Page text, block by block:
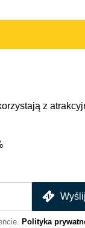
z
Polityka